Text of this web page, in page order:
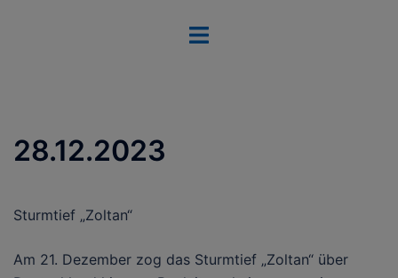
Menü
28.12.2023
Sturmtief „Zoltan“
Am 21. Dezember zog das Sturmtief „Zoltan“ über